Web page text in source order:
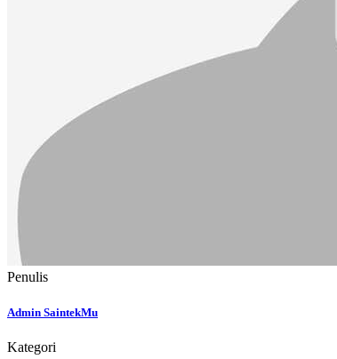
Penulis
Admin SaintekMu
Kategori